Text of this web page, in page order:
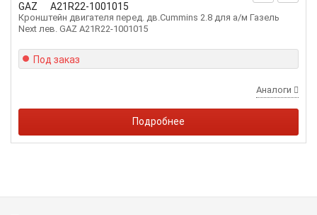
GAZ А21R22-1001015
Кронштейн двигателя перед. дв.Cummins 2.8 для а/м Газель
Next лев. GAZ А21R22-1001015
Под заказ
Аналоги
Подробнее